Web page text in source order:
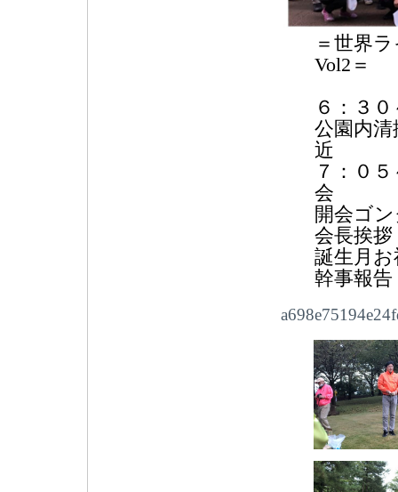
＝世界
Vol2＝
６：３
公園内
７：０
開会ゴ
会長挨拶
誕生月
幹事報告